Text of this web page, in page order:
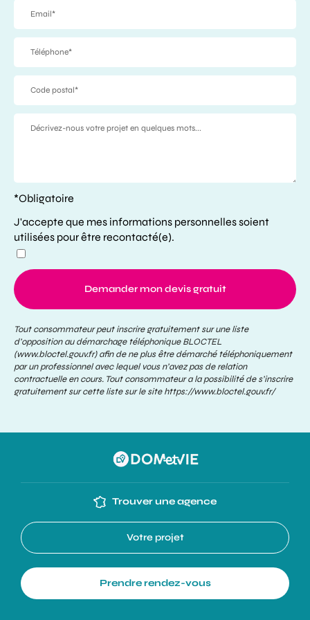
*Obligatoire
J'accepte que mes informations personnelles soient
utilisées pour être recontacté(e).
Demander mon devis gratuit
Tout consommateur peut inscrire gratuitement sur une liste
d’opposition au démarchage téléphonique BLOCTEL
(www.bloctel.gouv.fr) afin de ne plus être démarché téléphoniquement
par un professionnel avec lequel vous n’avez pas de relation
contractuelle en cours. Tout consommateur a la possibilité de s’inscrire
gratuitement sur cette liste sur le sitehttps://www.bloctel.gouv.fr/
Trouver une agence
Votre projet
Prendre rendez-vous